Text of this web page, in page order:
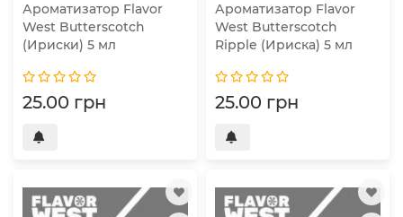
Ароматизатор Flavor
West Butterscotch
(Ириски) 5 мл
25.00 грн
Ароматизатор Flavor
West Butterscotch
Ripple (Ириска) 5 мл
25.00 грн